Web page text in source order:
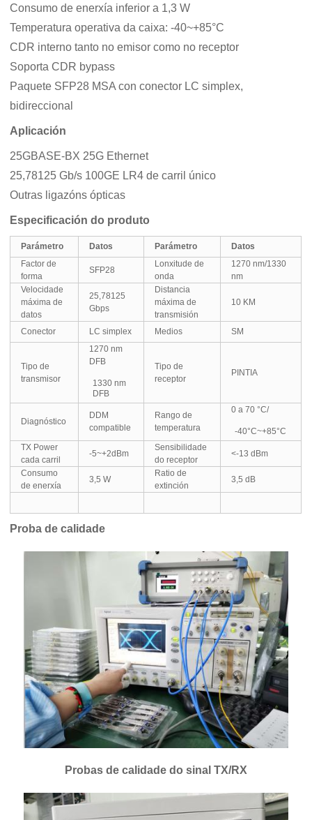
Consumo de enerxía inferior a 1,3 W
Temperatura operativa da caixa: -40~+85°C
CDR interno tanto no emisor como no receptor
Soporta CDR bypass
Paquete SFP28 MSA con conector LC simplex,
bidireccional
Aplicación
25GBASE-BX 25G Ethernet
25,78125 Gb/s 100GE LR4 de carril único
Outras ligazóns ópticas
Especificación do produto
Parámetro Datos Parámetro
Datos
Factor de
forma
SFP28
Lonxitude de
onda
1270 nm/1330
nm
Velocidade
máxima de
datos
25,78125
Gbps
Distancia
máxima de
transmisión
10 KM
Conector LC simplex Medios SM
Tipo de
transmisor
1270 nm
DFB
1330 nm
DFB
Tipo de
receptor
PINTIA
Diagnóstico
DDM
compatible
Rango de
temperatura
0 a 70 °C/
-40°C~+85°C
TX Power
cada carril
-5~+2dBm
Sensibilidade
do receptor
<-13 dBm
Consumo
de enerxía
3,5 W
Ratio de
extinción
3,5 dB
Proba de calidade
Probas de calidade do sinal TX/RX